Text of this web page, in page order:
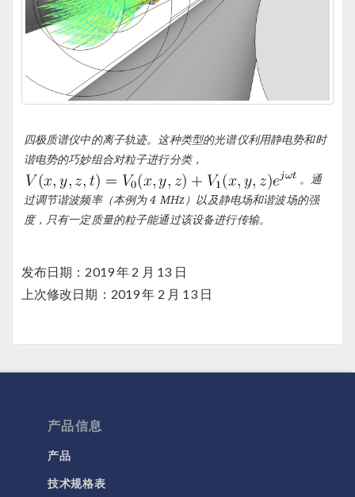
四极质谱仪中的离子轨迹。这种类型的光谱仪利用静电势和时
谐电势的巧妙组合对粒子进行分类，
。通
过调节谐波频率（本例为 4 MHz）以及静电场和谐波场的强
度，只有一定质量的粒子能通过该设备进行传输。
发布日期：2019 年 2 月 13 日
上次修改日期：2019 年 2 月 13 日
产品信息
产品
技术规格表